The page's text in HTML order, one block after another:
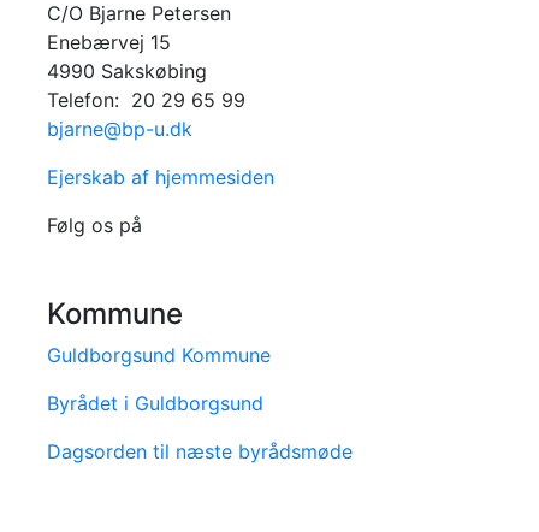
C/O Bjarne Petersen
Enebærvej 15
4990 Sakskøbing
Telefon: 20 29 65 99
bjarne@bp-u.dk
Ejerskab af hjemmesiden
Følg os på
Kommune
Guldborgsund Kommune
Byrådet i Guldborgsund
Dagsorden til næste byrådsmøde